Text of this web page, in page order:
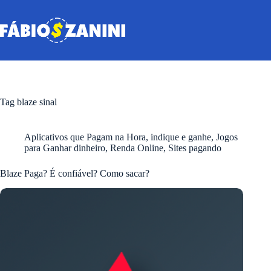
o
conteúdo
Tag blaze sinal
Aplicativos que Pagam na Hora, indique e ganhe, Jogos
para Ganhar dinheiro, Renda Online, Sites pagando
Blaze Paga? É confiável? Como sacar?